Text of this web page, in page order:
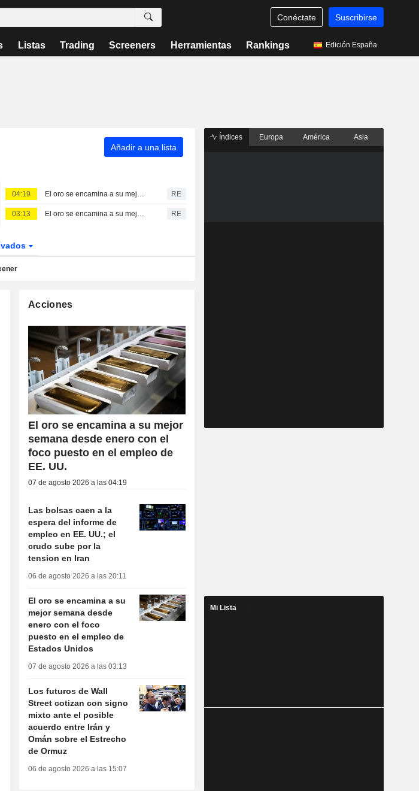
Conéctate Suscribirse
Listas Trading Screeners Herramientas Rankings Edición España
Añadir a una lista
04:19 El oro se encamina a su mejor semana desde enero con el foco puesto en el empleo de EE. UU. RE
03:13 El oro se encamina a su mejor semana desde enero con el foco puesto en el empleo de Estados Unidos RE
Acciones
El oro se encamina a su mejor
semana desde enero con el
foco puesto en el empleo de
EE. UU.
07 de agosto 2026 a las 04:19
Las bolsas caen a la
espera del informe de
empleo en EE. UU.; el
crudo sube por la
tension en Iran
06 de agosto 2026 a las 20:11
El oro se encamina a su
mejor semana desde
enero con el foco
puesto en el empleo de
Estados Unidos
07 de agosto 2026 a las 03:13
Los futuros de Wall
Street cotizan con signo
mixto ante el posible
acuerdo entre Irán y
Omán sobre el Estrecho
de Ormuz
06 de agosto 2026 a las 15:07
Índices Europa América Asia
Mi Lista